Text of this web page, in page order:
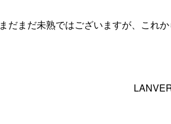
まだまだ未熟ではございますが、これ